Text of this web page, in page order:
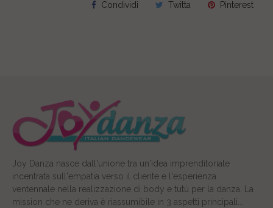
Condividi Twitta Pinterest
Joy Danza nasce dall'unione tra un'idea imprenditoriale
incentrata sull'empatia verso il cliente e l'esperienza
ventennale nella realizzazione di body e tutù per la danza. La
mission che ne deriva è riassumibile in 3 aspetti principali...